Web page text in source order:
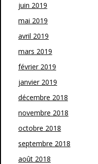
juin 2019
mai 2019
avril 2019
mars 2019
février 2019
janvier 2019
décembre 2018
novembre 2018
octobre 2018
septembre 2018
août 2018